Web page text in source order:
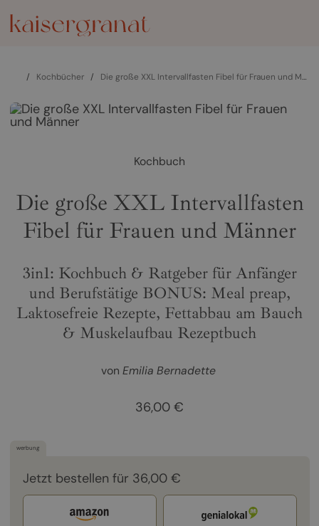
/ Kochbücher / Die große XXL Intervallfasten Fibel für Frauen und Männer
Kochbuch
Die große XXL Intervallfasten
Fibel für Frauen und Männer
3in1: Kochbuch & Ratgeber für Anfänger
und Berufstätige BONUS: Meal preap,
Laktosefreie Rezepte, Fettabbau am Bauch
& Muskelaufbau Rezeptbuch
von Emilia Bernadette
36,00 €
werbung
Jetzt bestellen für 36,00 €